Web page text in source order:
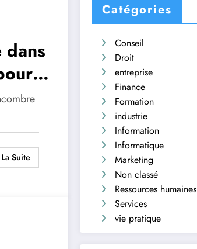
dans
Suite
Catégories
Conseil
Droit
entreprise
Finance
Formation
industrie
Information
Informatique
Marketing
Non classé
Ressources humaines
Services
vie pratique